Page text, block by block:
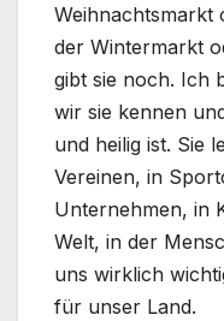
Weihnachtsmarkt
der Wintermarkt
gibt sie noch. Ich
wir sie kennen
und heilig ist. Sie
Vereinen, in
Unternehmen, in
Welt, in der
uns wirklich
für unser Land.